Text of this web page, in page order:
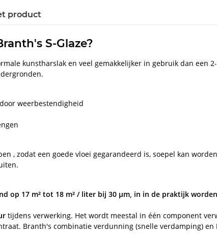
product
S-Glaze?
kunstharslak en veel gemakkelijker in gebruik dan
weerbestendigheid
, zodat een goede vloei gegarandeerd is, soepel kan
op 17 m² tot 18 m² / liter bij 30 µm, in in de praktijk
tijdens verwerking. Het wordt meestal in één component
Branth's combinatie verdunning (snelle verdamping)